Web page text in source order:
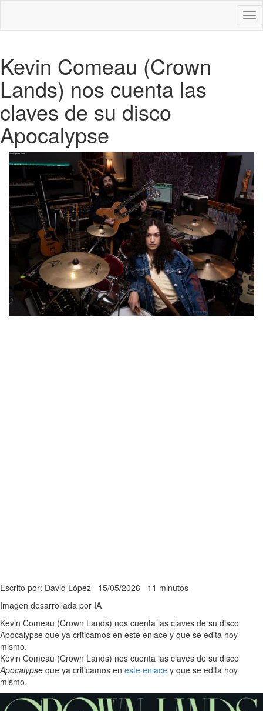
Kevin Comeau (Crown
Lands) nos cuenta las
claves de su disco
Apocalypse
Escrito por: David López 15/05/2026 11 minutos
Imagen desarrollada por IA
Kevin Comeau (Crown Lands) nos cuenta las claves de su disco
Apocalypse que ya criticamos en este enlace y que se edita hoy
mismo.
Kevin Comeau (Crown Lands) nos cuenta las claves de su disco
Apocalypse que ya criticamos en este enlace y que se edita hoy
mismo.